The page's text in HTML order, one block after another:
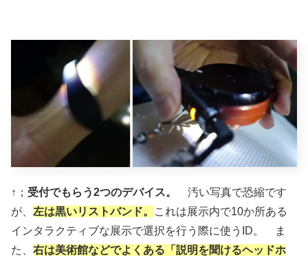
↑； 受付でもらう2つのデバイス。
汚い写真で恐縮です
が、 左は黒いリストバンド。
これは展示内で10か所ある
インタラクティブな展示で選択を行う際に使うID。 ま
た、 右は美術館などでよくある「説明を聞けるヘッドホ